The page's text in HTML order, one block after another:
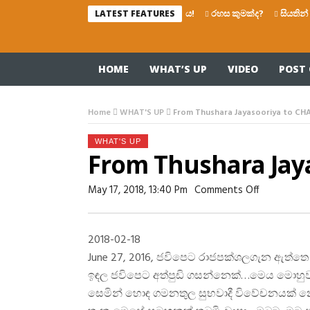
LATEST FEATURES රහස කුමක්ද? සියතින් බෙල්ල
HOME WHAT’S UP VIDEO POST
Home WHAT'S UP From Thushara Jayasooriya to
WHAT'S UP
From Thushara
May 17, 2018, 13:40 Pm Comments OffOn
Thushara
2018-02-18
June 27, 2016, ජවිපෙට රාජපක්ශලගැන
ඉඳල ජවිපෙට අත්පුඩි ගසන්නෙක්…මෙය
සෙමින් හොඳ ගමනතුල සුභවාදී විවේචනයක්